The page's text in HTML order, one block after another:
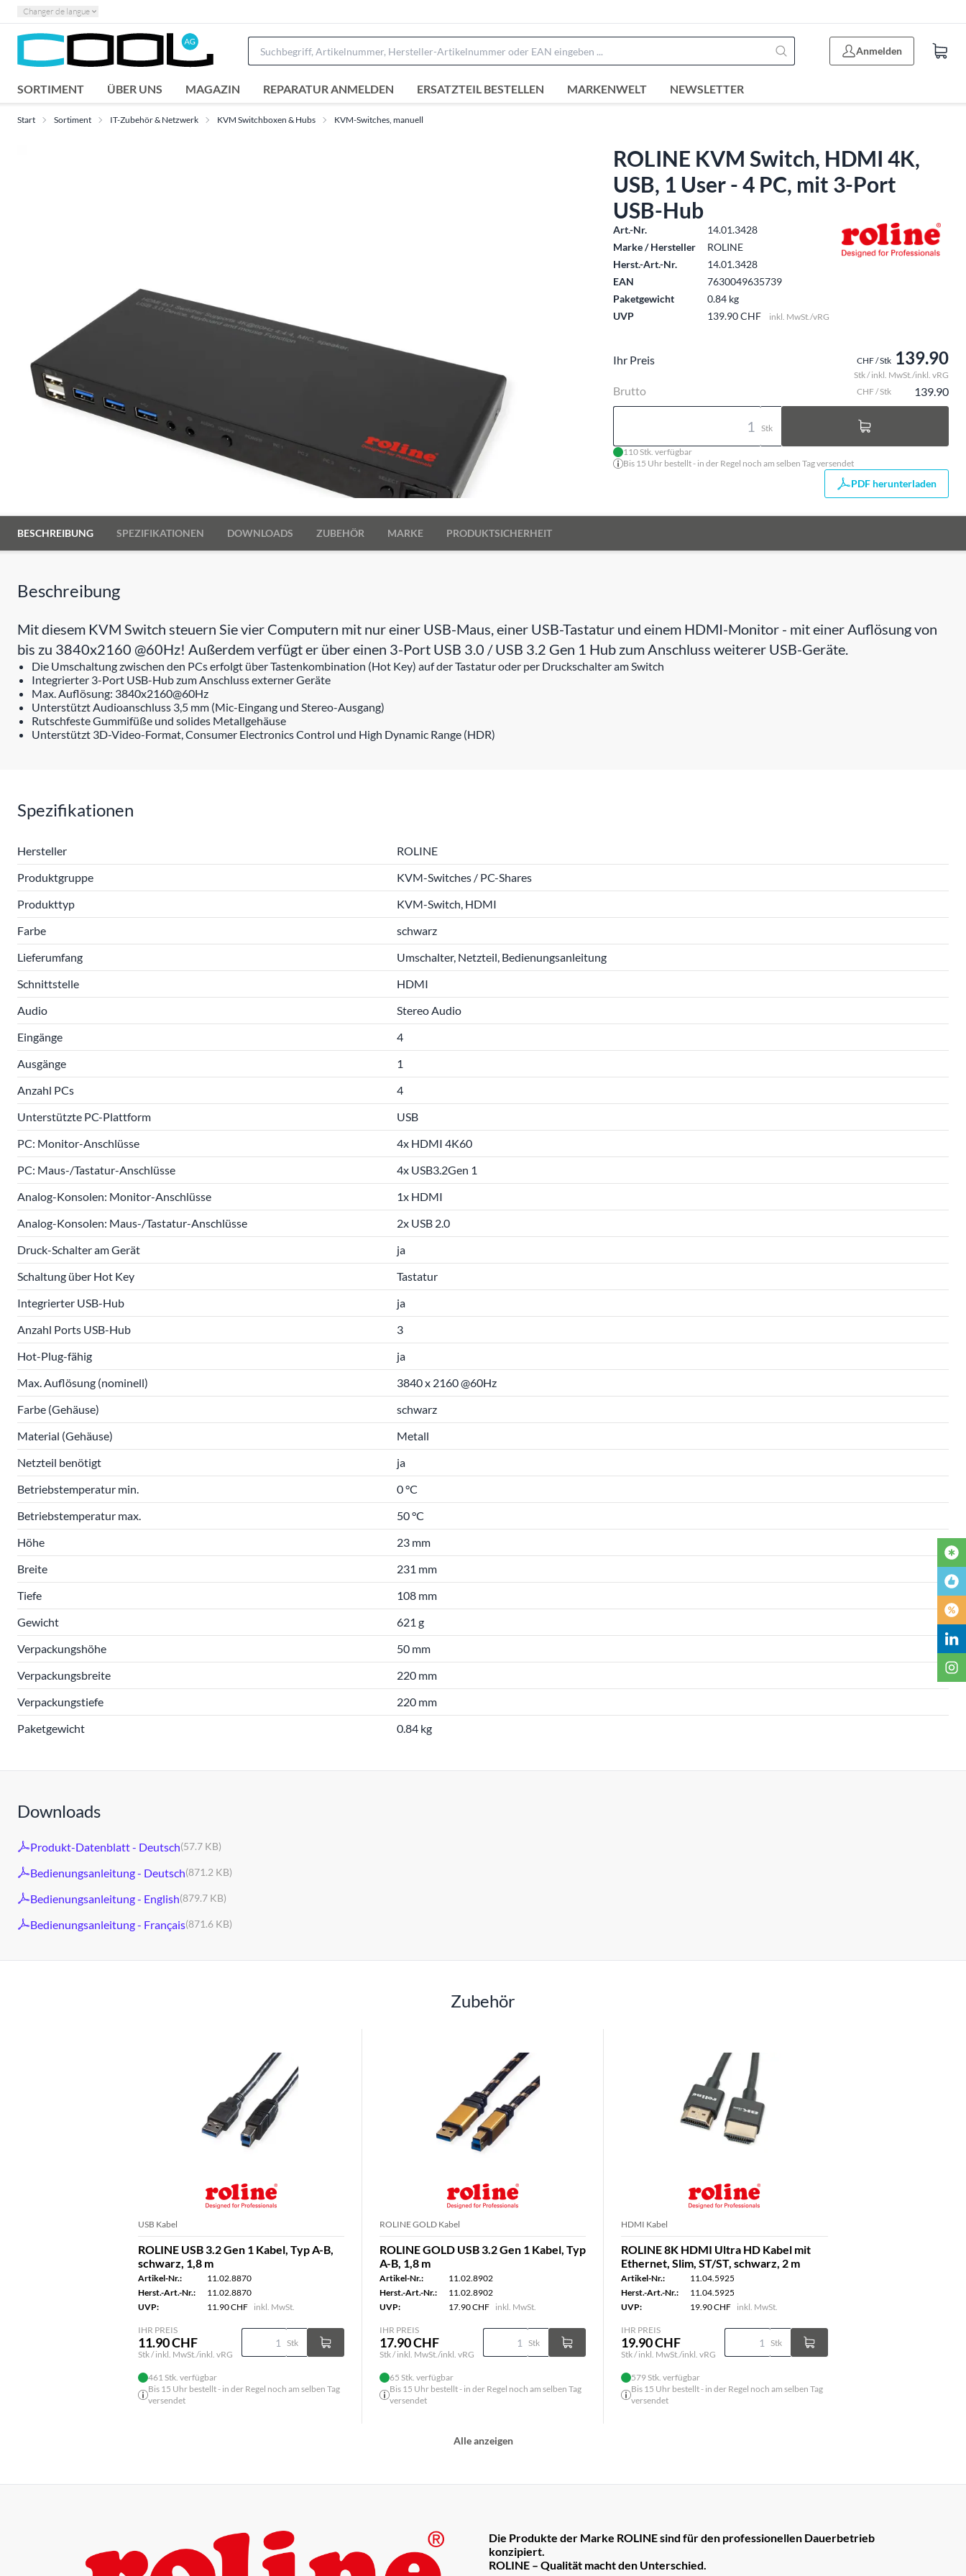
Changer de langue
Anmelden
SORTIMENT ÜBER UNS MAGAZIN REPARATUR ANMELDEN ERSATZTEIL BESTELLEN MARKENWELT NEWSLETTER
Start Sortiment IT-Zubehör & Netzwerk KVM Switchboxen & Hubs KVM-Switches, manuell
ROLINE KVM Switch, HDMI 4K,
USB, 1 User - 4 PC, mit 3-Port
USB-Hub
Art.-Nr.
14.01.3428
Marke / Hersteller
ROLINE
Herst.-Art.-Nr.
14.01.3428
EAN
7630049635739
Paketgewicht
0.84 kg
UVP
139.90 CHF inkl. MwSt./vRG
Ihr Preis CHF / Stk 139.90
Stk / inkl. MwSt./inkl. vRG
Brutto CHF / Stk 139.90
Stk
110 Stk. verfügbar
Bis 15 Uhr bestellt - in der Regel noch am selben Tag versendet
PDF herunterladen
BESCHREIBUNG SPEZIFIKATIONEN DOWNLOADS ZUBEHÖR MARKE PRODUKTSICHERHEIT
Beschreibung
Mit diesem KVM Switch steuern Sie vier Computern mit nur einer USB-Maus, einer USB-Tastatur und einem HDMI-Monitor - mit einer Auflösung von
bis zu 3840x2160 @60Hz! Außerdem verfügt er über einen 3-Port USB 3.0 / USB 3.2 Gen 1 Hub zum Anschluss weiterer USB-Geräte.
Die Umschaltung zwischen den PCs erfolgt über Tastenkombination (Hot Key) auf der Tastatur oder per Druckschalter am Switch
Integrierter 3-Port USB-Hub zum Anschluss externer Geräte
Max. Auflösung: 3840x2160@60Hz
Unterstützt Audioanschluss 3,5 mm (Mic-Eingang und Stereo-Ausgang)
Rutschfeste Gummifüße und solides Metallgehäuse
Unterstützt 3D-Video-Format, Consumer Electronics Control und High Dynamic Range (HDR)
Spezifikationen
Hersteller
ROLINE
Produktgruppe
KVM-Switches / PC-Shares
Produkttyp
KVM-Switch, HDMI
Farbe
schwarz
Lieferumfang
Umschalter, Netzteil, Bedienungsanleitung
Schnittstelle
HDMI
Audio
Stereo Audio
Eingänge
4
Ausgänge
1
Anzahl PCs
4
Unterstützte PC-Plattform
USB
PC: Monitor-Anschlüsse
4x HDMI 4K60
PC: Maus-/Tastatur-Anschlüsse
4x USB3.2Gen 1
Analog-Konsolen: Monitor-Anschlüsse
1x HDMI
Analog-Konsolen: Maus-/Tastatur-Anschlüsse
2x USB 2.0
Druck-Schalter am Gerät
ja
Schaltung über Hot Key
Tastatur
Integrierter USB-Hub
ja
Anzahl Ports USB-Hub
3
Hot-Plug-fähig
ja
Max. Auflösung (nominell)
3840 x 2160 @60Hz
Farbe (Gehäuse)
schwarz
Material (Gehäuse)
Metall
Netzteil benötigt
ja
Betriebstemperatur min.
0 °C
Betriebstemperatur max.
50 °C
Höhe
23 mm
Breite
231 mm
Tiefe
108 mm
Gewicht
621 g
Verpackungshöhe
50 mm
Verpackungsbreite
220 mm
Verpackungstiefe
220 mm
Paketgewicht
0.84 kg
Downloads
Produkt-Datenblatt - Deutsch(57.7 KB)
Bedienungsanleitung - Deutsch(871.2 KB)
Bedienungsanleitung - English(879.7 KB)
Bedienungsanleitung - Français(871.6 KB)
Zubehör
USB Kabel
ROLINE USB 3.2 Gen 1 Kabel, Typ A-B,
schwarz, 1,8 m
Artikel-Nr.:
11.02.8870
Herst.-Art.-Nr.:
11.02.8870
UVP:
11.90 CHF inkl. MwSt.
IHR PREIS
11.90 CHF
Stk / inkl. MwSt./inkl. vRG
Stk
461 Stk. verfügbar
Bis 15 Uhr bestellt - in der Regel noch am selben Tag
versendet
ROLINE GOLD Kabel
ROLINE GOLD USB 3.2 Gen 1 Kabel, Typ
A-B, 1,8 m
Artikel-Nr.:
11.02.8902
Herst.-Art.-Nr.:
11.02.8902
UVP:
17.90 CHF inkl. MwSt.
IHR PREIS
17.90 CHF
Stk / inkl. MwSt./inkl. vRG
Stk
65 Stk. verfügbar
Bis 15 Uhr bestellt - in der Regel noch am selben Tag
versendet
HDMI Kabel
ROLINE 8K HDMI Ultra HD Kabel mit
Ethernet, Slim, ST/ST, schwarz, 2 m
Artikel-Nr.:
11.04.5925
Herst.-Art.-Nr.:
11.04.5925
UVP:
19.90 CHF inkl. MwSt.
IHR PREIS
19.90 CHF
Stk / inkl. MwSt./inkl. vRG
Stk
579 Stk. verfügbar
Bis 15 Uhr bestellt - in der Regel noch am selben Tag
versendet
Alle anzeigen
Die Produkte der Marke ROLINE sind für den professionellen Dauerbetrieb
konzipiert.
ROLINE – Qualität macht den Unterschied.